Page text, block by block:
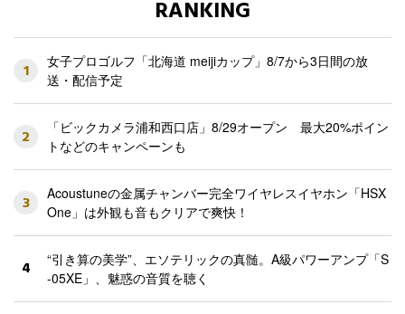
RANKING
1
女子プロゴルフ「北海道 meijiカップ」8/7から3日間の放
送・配信予定
2
「ビックカメラ浦和西口店」8/29オープン 最大20%ポイン
トなどのキャンペーンも
3
Acoustuneの金属チャンバー完全ワイヤレスイヤホン「HSX
One」は外観も音もクリアで爽快！
4
“引き算の美学”、エソテリックの真髄。A級パワーアンプ「S
-05XE」、魅惑の音質を聴く